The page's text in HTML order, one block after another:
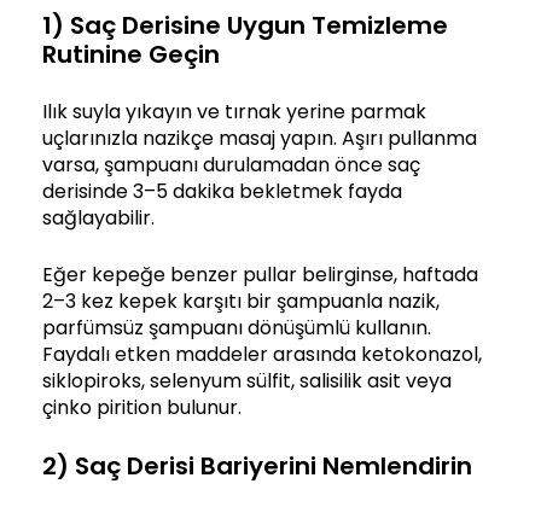
1) Saç Derisine Uygun Temizleme
Rutinine Geçin
Ilık suyla yıkayın ve tırnak yerine parmak
uçlarınızla nazikçe masaj yapın. Aşırı pullanma
varsa, şampuanı durulamadan önce saç
derisinde 3–5 dakika bekletmek fayda
sağlayabilir.
Eğer kepeğe benzer pullar belirginse, haftada
2–3 kez kepek karşıtı bir şampuanla nazik,
parfümsüz şampuanı dönüşümlü kullanın.
Faydalı etken maddeler arasında ketokonazol,
siklopiroks, selenyum sülfit, salisilik asit veya
çinko pirition bulunur.
2) Saç Derisi Bariyerini Nemlendirin